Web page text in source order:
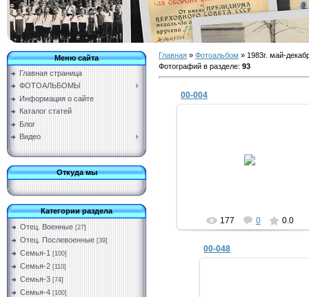
Меню сайта
Главная страница
ФОТОАЛЬБОМЫ
Информация о сайте
Каталог статей
Блог
Видео
Откуда мы
Категории раздела
Отец. Военные [27]
Отец. Послевоенные [39]
Семья-1 [100]
Семья-2 [110]
Семья-3 [74]
Семья-4 [100]
Главная » Фотоальбом » 1983г. май-
Фотографий в разделе: 93
00-004
177 0 0.0
00-048